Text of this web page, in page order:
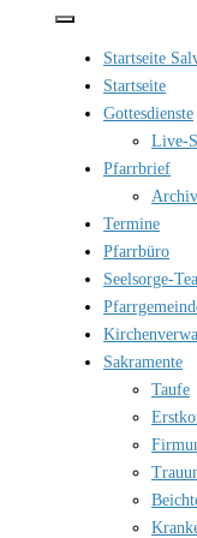
Startseite
Startseite
Gottesdienste
Live-
Pfarrbrief
Termine
Pfarrbüro
Seelsorge-
Sakramente
Taufe